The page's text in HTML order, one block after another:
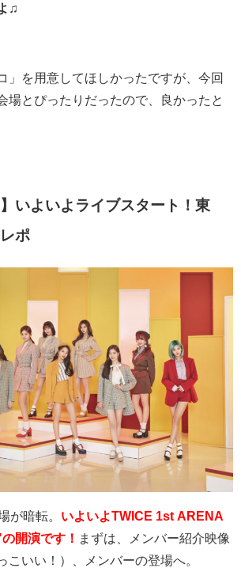
♫
」を用意してほしかったですが、今回
場とぴったりだったので、良かったと
】いよいよライブスタート！東
ポ
が暗転。 いよいよTWICE 1st ARENA
開演です！ まずは、メンバー紹介映像
こいい！）、メンバーの登場へ。